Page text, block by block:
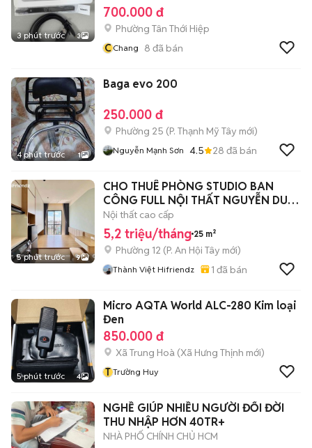
3 phút trước 3
700.000 đ
Phường Tân Thới Hiệp
CChang 8 đã bán
4 phút trước 1
Baga evo 200
250.000 đ
Phường 25 (P. Thạnh Mỹ Tây mới)
Nguyễn Mạnh Sơn 4.5 28 đã bán
5 phút trước 9
CHO THUÊ PHÒNG STUDIO BAN
CÔNG FULL NỘI THẤT NGUYỄN DUY
CUNG
Nội thất cao cấp
5,2 triệu/tháng 25 m²
Phường 12 (P. An Hội Tây mới)
Thành Việt Hifriendz 1 đã bán
5 phút trước 4
Micro AQTA World ALC-280 Kim loại
Đen
850.000 đ
Xã Trung Hoà (Xã Hưng Thịnh mới)
T Trường Huy
NGHỀ GIÚP NHIỀU NGƯỜI ĐỔI ĐỜI
THU NHẬP HƠN 40TR+
NHÀ PHỐ CHÍNH CHỦ HCM